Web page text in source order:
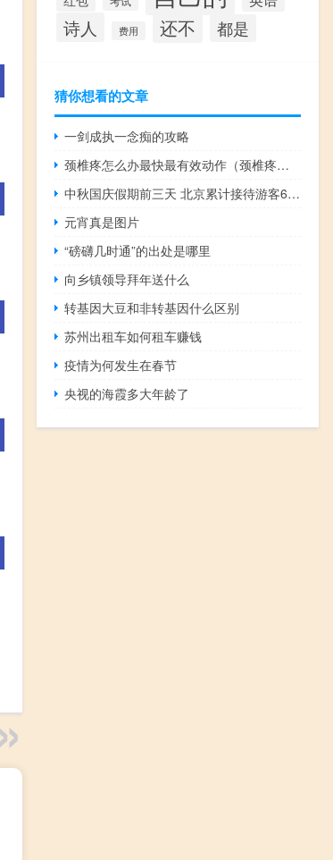
诗人 费用 还不 都是
猜你想看的文章
一剑成执一念痴的攻略
颈椎疼怎么办最快最有效动作（颈椎疼怎么办）
中秋国庆假期前三天 北京累计接待游客682.5万人次
元宵真是图片
“磅礴几时通”的出处是哪里
向乡镇领导拜年送什么
转基因大豆和非转基因什么区别
苏州出租车如何租车赚钱
疫情为何发生在春节
央视的海霞多大年龄了